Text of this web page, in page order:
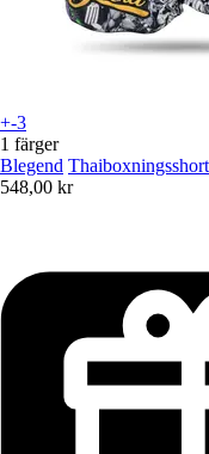
+-3
1 färger
Blegend
548,00 kr